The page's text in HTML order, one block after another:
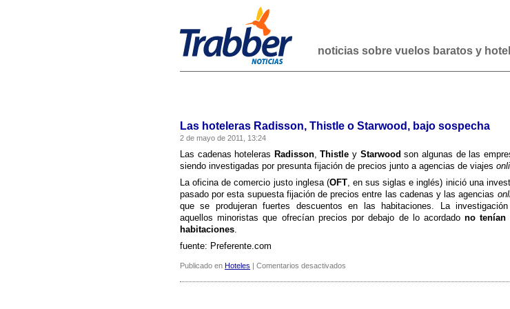
noticias sobre vuelos baratos y
Las hoteleras Radisson, Thistle o Starwood, bajo sospecha
2 de mayo de 2011, 13:24
Las cadenas hoteleras Radisson,Thistley Starwoodson algunas de las
siendo investigadas por presunta fijación de precios junto a agencias de viajes
La oficina de comercio justo inglesa (OFT, en sus siglas e inglés) inició una
pasado por esta supuesta fijación de precios entre las cadenas y las agencias
que se produjeran fuertes descuentos en las habitaciones. La
aquellos minoristas que ofrecí­an precios por debajo de lo acordadono tení­an
habitaciones.
fuente: Preferente.com
Publicado en Hoteles | Comentarios desactivados